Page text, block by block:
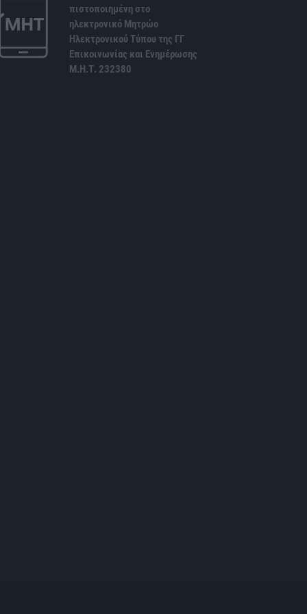
πιστοποιημένη στο
ηλεκτρονικό Μητρώο
Ηλεκτρονικού Τύπου της ΓΓ
Επικοινωνίας και Ενημέρωσης
Μ.Η.Τ. 232380